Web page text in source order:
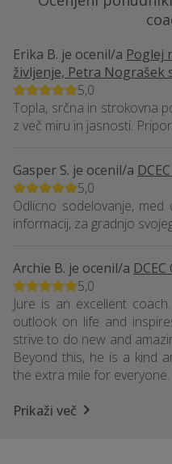
Erika B. je ocenil/a Poglej
življenje, Petra Nograšek
5,0
Topla, srčna in strokovna
z več miru in jasnosti.
Gasper S. je ocenil/a
5,0
Odlicno sodelovanje, med
informacij, za gradnjo
Archie B. je ocenil/a
5,0
Jure is an excellent
outlook on life and
strive to do new and
Beyond this, he is a kind
the extra mile for everyone.
Prikaži več